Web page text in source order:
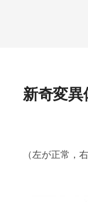
新奇変異
（左が正常，